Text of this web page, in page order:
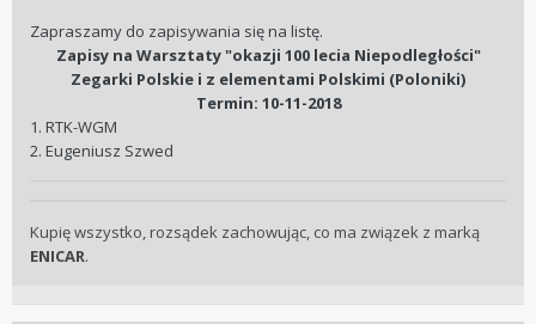
Zapraszamy do zapisywania się na listę.
Zapisy na Warsztaty "okazji 100 lecia Niepodległości"
Zegarki Polskie i z elementami Polskimi (Poloniki)
Termin: 10-11-2018
1. RTK-WGM
2. Eugeniusz Szwed
Kupię wszystko, rozsądek zachowując, co ma związek z marką
ENICAR.